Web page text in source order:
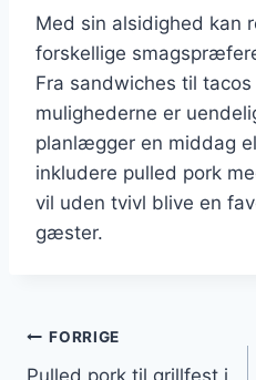
Med sin alsidighed kan
forskellige
Fra sandwiches til tacos
mulighederne er
planlægger en middag
inkludere pulled pork
vil uden tvivl blive en
gæster.
FORRIGE
Pulled pork til grillfest i